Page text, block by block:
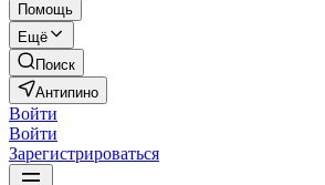
Помощь
Ещё
Поиск
Антипино
Войти
Войти
Зарегистрироваться